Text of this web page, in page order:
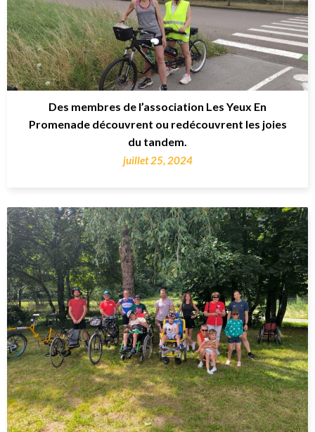
Des membres de l’association Les Yeux En
Promenade découvrent ou redécouvrent les joies
du tandem.
juillet 25, 2024